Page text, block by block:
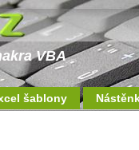
VBA
šablony